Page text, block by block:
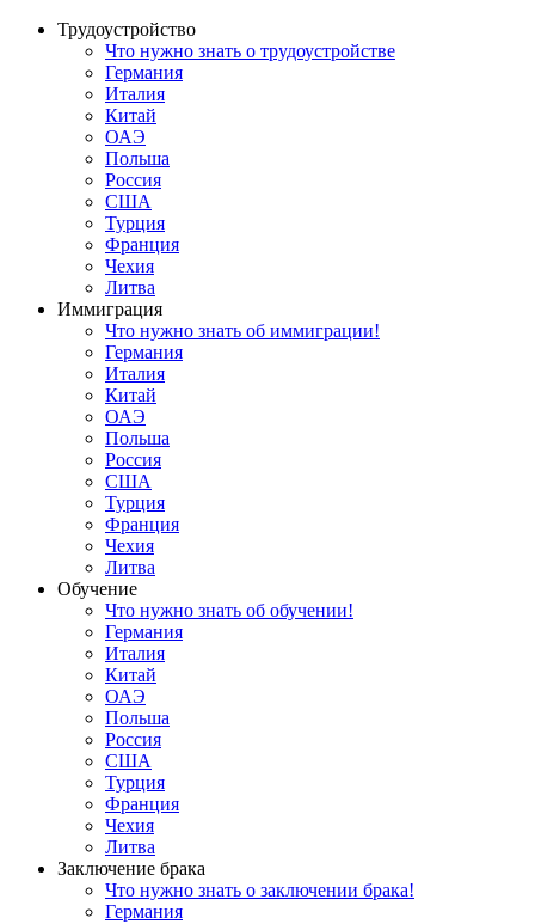
Трудоустройство
Что нужно знать о трудоустройстве
Германия
Италия
Китай
ОАЭ
Польша
Россия
США
Турция
Франция
Чехия
Литва
Иммиграция
Что нужно знать об иммиграции!
Германия
Италия
Китай
ОАЭ
Польша
Россия
США
Турция
Франция
Чехия
Литва
Обучение
Что нужно знать об обучении!
Германия
Италия
Китай
ОАЭ
Польша
Россия
США
Турция
Франция
Чехия
Литва
Заключение брака
Что нужно знать о заключении брака!
Германия